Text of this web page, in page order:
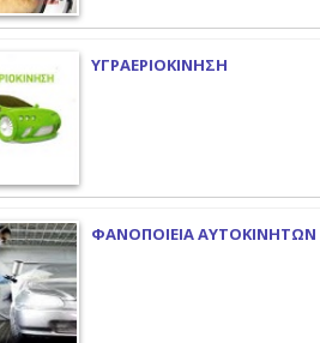
ΥΓΡΑΕΡΙΟΚΙΝΗΣΗ
ΦΑΝΟΠΟΙΕΙΑ ΑΥΤΟΚΙΝΗΤΩΝ